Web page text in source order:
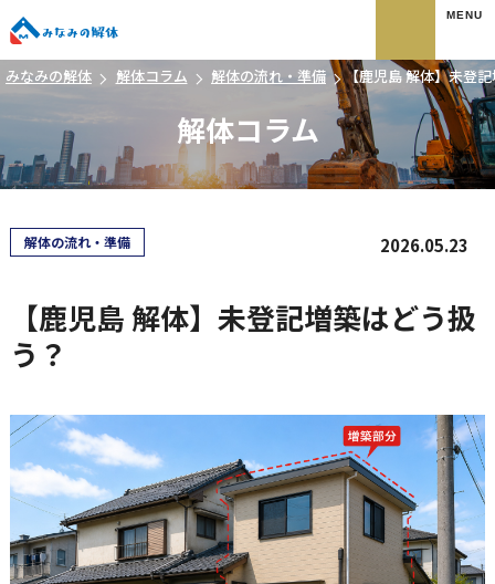
みなみの解体 解体コラム 解体の流れ・準備 【鹿児島 解体】未登
解体コラム
解体の流れ・準備 2026.05.23
【鹿児島 解体】未登記増築はどう扱
う？